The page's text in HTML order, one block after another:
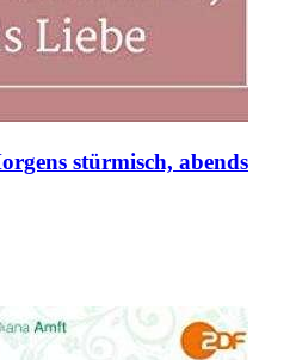
stürmisch, abends